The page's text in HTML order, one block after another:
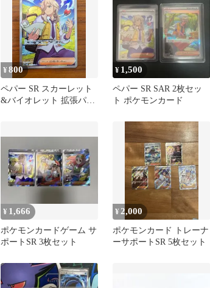
¥800
ペパー SR スカーレット
&バイオレット 拡張パッ
¥ 1,500
ペパー SR SAR 2枚セッ
ト ポケモンカード
¥ 1,666
ポケモンカードゲーム サ
ポートSR 3枚セット
¥ 2,000
ポケモンカード トレーナ
ーサポートSR 5枚セット